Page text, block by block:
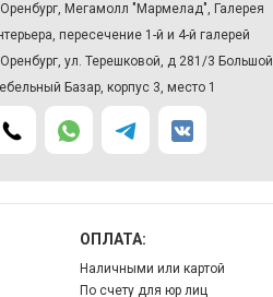
Оренбург, Мегамолл "Мармелад", Галерея
пересечение 1-й и 4-й галерей
Оренбург, ул. Терешковой, д 281/3 Большой
Базар, корпус 3, место 1
ОПЛАТА:
Наличными или картой
По счету для юр лиц